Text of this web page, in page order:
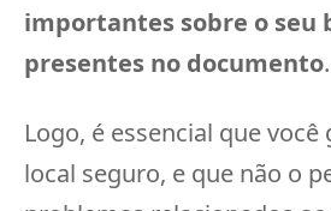
importantes sobre o seu
presentes no documento.
Logo, é essencial que você
local seguro, e que não o